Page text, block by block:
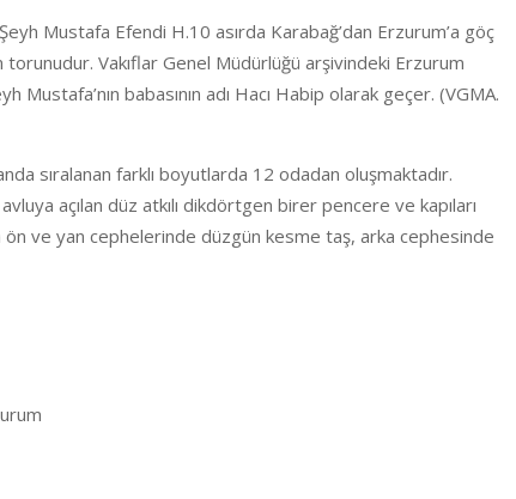
Şeyh Mustafa Efendi H.10 asırda Karabağ’dan Erzurum’a göç
Vakıflar Genel Müdürlüğü arşivindeki Erzurum
babasının adı Hacı Habip olarak geçer. (VGMA.
sıralanan farklı boyutlarda 12 odadan oluşmaktadır.
açılan düz atkılı dikdörtgen birer pencere ve kapıları
ön ve yan cephelerinde düzgün kesme taş, arka cephesinde